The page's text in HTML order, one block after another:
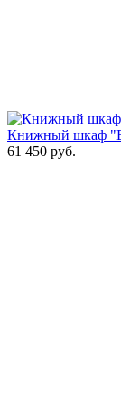
Книжный шкаф
61 450 руб.